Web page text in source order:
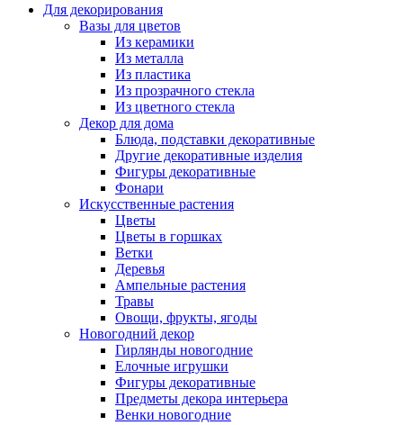
Для декорирования
Вазы для цветов
Из керамики
Из металла
Из пластика
Из прозрачного стекла
Из цветного стекла
Декор для дома
Блюда, подставки декоративные
Другие декоративные изделия
Фигуры декоративные
Фонари
Искусственные растения
Цветы
Цветы в горшках
Ветки
Деревья
Ампельные растения
Травы
Овощи, фрукты, ягоды
Новогодний декор
Гирлянды новогодние
Елочные игрушки
Фигуры декоративные
Предметы декора интерьера
Венки новогодние